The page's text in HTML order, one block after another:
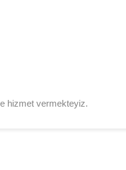
hizmet vermekteyiz.